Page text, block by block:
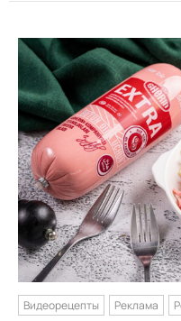
Видеорецепты Реклама